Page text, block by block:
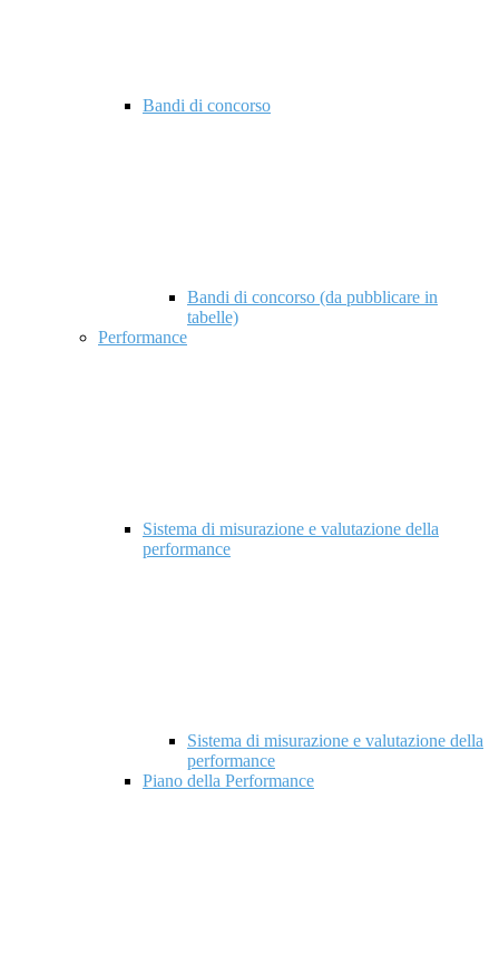
Bandi di concorso
Bandi di concorso (da pubblicare in
tabelle)
Performance
Sistema di misurazione e valutazione della
performance
Sistema di misurazione e valutazione della
performance
Piano della Performance